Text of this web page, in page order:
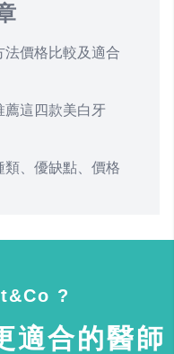
法價格比較及適合
薦這四款美白牙
類、優缺點、價格
?
適合的醫師